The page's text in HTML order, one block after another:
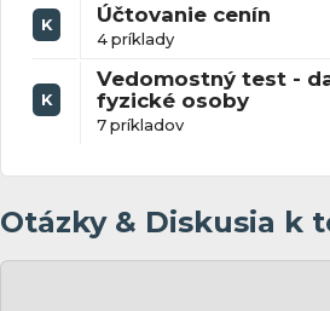
K Účtovanie cenín
4 príklady
K
Vedomostný test -
fyzické osoby
7 príkladov
Otázky & Diskusia k